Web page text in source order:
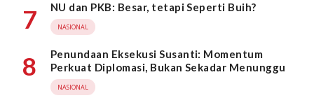
7 NU dan PKB: Besar, tetapi Seperti Buih?
NASIONAL
8
Penundaan Eksekusi Susanti: Momentum
Perkuat Diplomasi, Bukan Sekadar Menunggu
NASIONAL